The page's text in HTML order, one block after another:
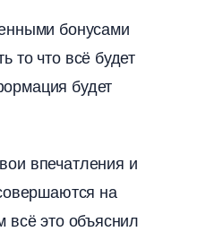
бонусами
то что всё будет
будет
впечатления и
на
всё это объяснил